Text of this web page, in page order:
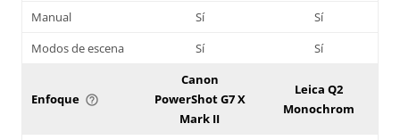
Manual Sí
Sí
Modos de escena
Sí Sí
Enfoque help_outline
Canon
PowerShot G7 X
Mark II
Leica Q2
Monochrom